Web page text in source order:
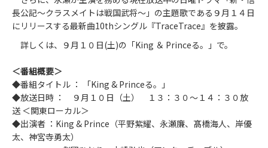
長公記〜クラスメイトは戦国武将〜」の主題歌である９月１４日
にリリースする最新曲10thシングル『TraceTrace』を披露。
詳しくは、９月１０日(土)の「King ＆ Princeる。」で。
＜番組概要＞
◆番組タイトル ： 「King & Princeる。」
◆放送日時 ： ９月１０日（土） １３：３０～１４：３０放
送 ＜関東ローカル＞
◆出演者 ：King & Prince（平野紫耀、永瀬廉、髙橋海人、岸優
太、神宮寺勇太）